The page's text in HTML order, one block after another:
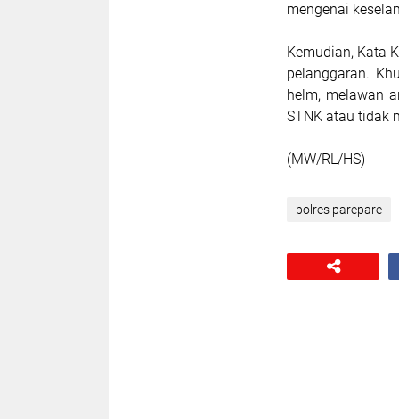
mengenai
Kemudian, Kata
pelanggaran.
helm, melawan
STNK atau tidak
(MW/RL/HS)
polres parepare